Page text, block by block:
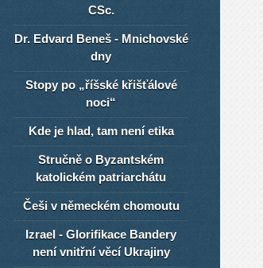
CSc.
Dr. Edvard Beneš - Mnichovské
dny
Stopy po „říšské křišťálové
noci“
Kde je hlad, tam není etika
Stručně o Byzantském
katolickém patriarchátu
Češi v německém chomoutu
Izrael - Glorifikace Bandery
není vnitřní věcí Ukrajiny